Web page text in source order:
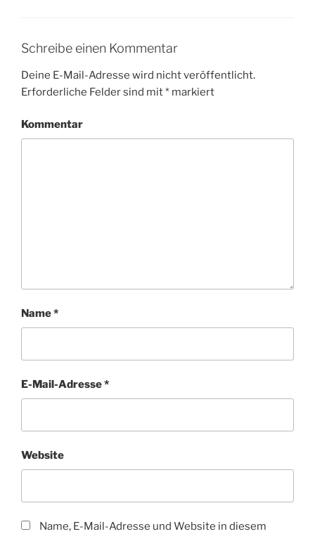
Schreibe einen Kommentar
Deine E-Mail-Adresse wird nicht veröffentlicht.
Erforderliche Felder sind mit* markiert
Kommentar
Name*
E-Mail-Adresse*
Website
Name, E-Mail-Adresse und Website in diesem